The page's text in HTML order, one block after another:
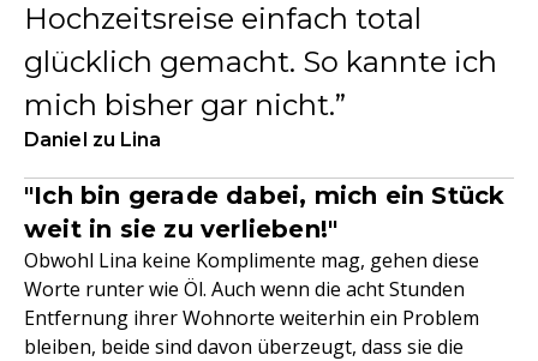
Hochzeitsreise einfach total
glücklich gemacht. So kannte ich
mich bisher gar nicht.
Daniel zu Lina
"Ich bin gerade dabei, mich ein Stück
weit in sie zu verlieben!"
Obwohl Lina keine Komplimente mag, gehen diese
Worte runter wie Öl. Auch wenn die acht Stunden
Entfernung ihrer Wohnorte weiterhin ein Problem
bleiben, beide sind davon überzeugt, dass sie die